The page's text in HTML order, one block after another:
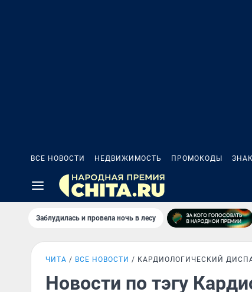
ВСЕ НОВОСТИ НЕДВИЖИМОСТЬ ПРОМОКОДЫ
Заблудилась и провела ночь в лесу
ЧИТА ВСЕ НОВОСТИ КАРДИОЛОГИЧЕСКИЙ
Новости по тэгу